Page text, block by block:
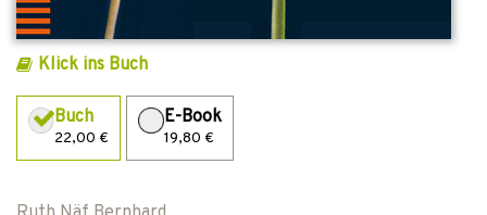
Klick ins Buch
Buch
22,00 €
E-Book
19,80 €